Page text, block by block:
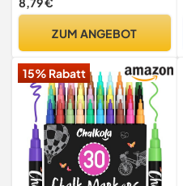
ZUM ANGEBOT
15% Rabatt